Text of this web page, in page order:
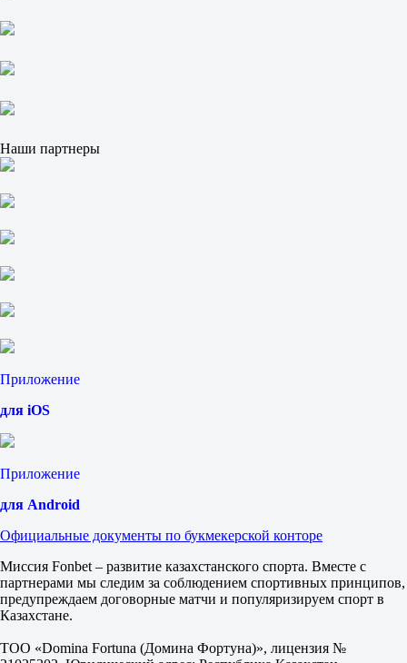
2
0
0
Тотал
2.5
1.83
Атлетико Минейро
Гремио
1.75
3.45
4.90
1X
X2
1.30
Фора
1
2
-1
2.35
1.57
Тотал
Б
М
2.5
1.97
1.80
-
Наши партнеры
Приложение
для iOS
Приложение
для Android
Официальные документы по букмекерской конторе
Миссия Fonbet – развитие казахстанского спорта. Вместе с
партнерами мы следим за соблюдением спортивных принципов,
предупреждаем договорные матчи и популяризируем спорт в
Казахстане.
ТОО «Domina Fortuna (Домина Фортуна)», лицензия №